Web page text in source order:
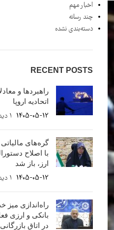
اخبار مهم
چند رسانه
دسته‌بندی نشده
RECENT POSTS
راهبردها و
اتحادیه اروپا
1405-05-12 ۱ دیدگاه
گره‌های
با اصلاح
ارز، باز شد
1405-05-12 ۱ دیدگاه
راه‌اندازی میز
بانکی و ارزی
در اتاق بازرگانی